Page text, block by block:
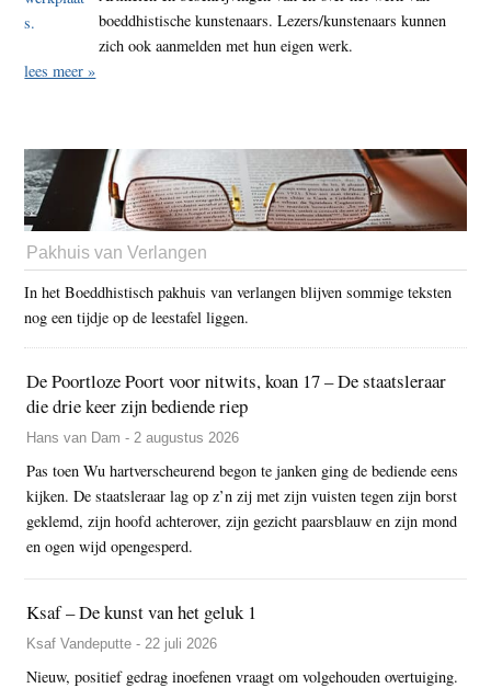
boeddhistische kunstenaars. Lezers/kunstenaars kunnen
zich ook aanmelden met hun eigen werk.
lees meer »
Pakhuis van Verlangen
In het Boeddhistisch pakhuis van verlangen blijven sommige teksten
nog een tijdje op de leestafel liggen.
De Poortloze Poort voor nitwits, koan 17 – De staatsleraar
die drie keer zijn bediende riep
Hans van Dam - 2 augustus 2026
Pas toen Wu hartverscheurend begon te janken ging de bediende eens
kijken. De staatsleraar lag op z’n zij met zijn vuisten tegen zijn borst
geklemd, zijn hoofd achterover, zijn gezicht paarsblauw en zijn mond
en ogen wijd opengesperd.
Ksaf – De kunst van het geluk 1
Ksaf Vandeputte - 22 juli 2026
Nieuw, positief gedrag inoefenen vraagt om volgehouden overtuiging.